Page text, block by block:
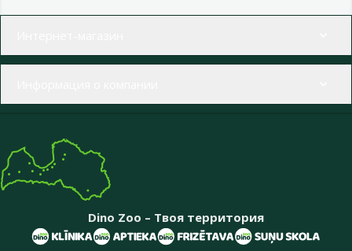
Dino Zoo – Твоя территория